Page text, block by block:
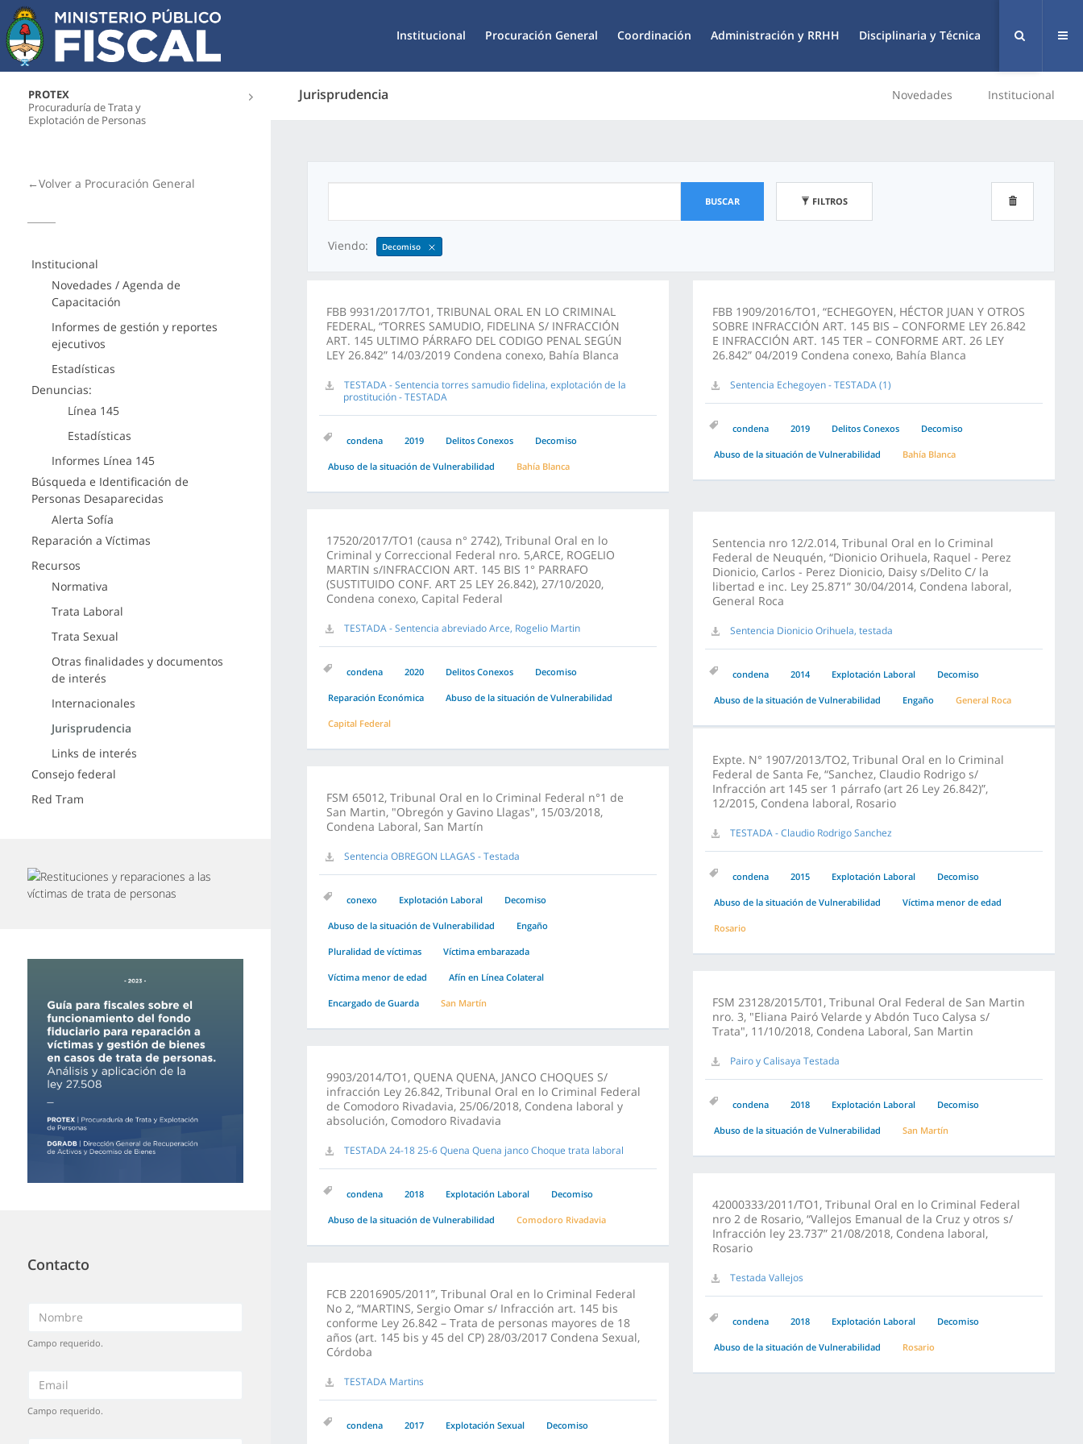
Institucional Procuración General Coordinación Administración y RRHH Disciplinaria y Técnica
PROTEX
Procuraduría de Trata y
Explotación de Personas
Jurisprudencia Novedades Institucional
←Volver a Procuración General
Institucional
Novedades / Agenda de
Capacitación
Informes de gestión y reportes
ejecutivos
Estadísticas
Denuncias:
Línea 145
Estadísticas
Informes Línea 145
Búsqueda e Identificación de
Personas Desaparecidas
Alerta Sofía
Reparación a Víctimas
Recursos
Normativa
Trata Laboral
Trata Sexual
Otras finalidades y documentos
de interés
Internacionales
Jurisprudencia
Links de interés
Consejo federal
Red Tram
Contacto
Campo requerido.
Campo requerido.
BUSCAR FILTROS
Viendo: Decomiso
FBB 9931/2017/TO1, TRIBUNAL ORAL EN LO CRIMINAL
FEDERAL, “TORRES SAMUDIO, FIDELINA S/ INFRACCIÓN
ART. 145 ULTIMO PÁRRAFO DEL CODIGO PENAL SEGÚN
LEY 26.842” 14/03/2019 Condena conexo, Bahía Blanca
TESTADA - Sentencia torres samudio fidelina, explotación de la
prostitución - TESTADA
condena 2019 Delitos Conexos Decomiso
Abuso de la situación de Vulnerabilidad Bahía Blanca
FBB 1909/2016/TO1, “ECHEGOYEN, HÉCTOR JUAN Y OTROS
SOBRE INFRACCIÓN ART. 145 BIS – CONFORME LEY 26.842
E INFRACCIÓN ART. 145 TER – CONFORME ART. 26 LEY
26.842” 04/2019 Condena conexo, Bahía Blanca
Sentencia Echegoyen - TESTADA (1)
condena 2019 Delitos Conexos Decomiso
Abuso de la situación de Vulnerabilidad Bahía Blanca
17520/2017/TO1 (causa n° 2742), Tribunal Oral en lo
Criminal y Correccional Federal nro. 5,ARCE, ROGELIO
MARTIN s/INFRACCION ART. 145 BIS 1° PARRAFO
(SUSTITUIDO CONF. ART 25 LEY 26.842), 27/10/2020,
Condena conexo, Capital Federal
TESTADA - Sentencia abreviado Arce, Rogelio Martin
condena 2020 Delitos Conexos Decomiso
Reparación Económica Abuso de la situación de Vulnerabilidad
Capital Federal
Sentencia nro 12/2.014, Tribunal Oral en lo Criminal
Federal de Neuquén, “Dionicio Orihuela, Raquel - Perez
Dionicio, Carlos - Perez Dionicio, Daisy s/Delito C/ la
libertad e inc. Ley 25.871” 30/04/2014, Condena laboral,
General Roca
Sentencia Dionicio Orihuela, testada
condena 2014 Explotación Laboral Decomiso
Abuso de la situación de Vulnerabilidad Engaño General Roca
Expte. N° 1907/2013/TO2, Tribunal Oral en lo Criminal
Federal de Santa Fe, “Sanchez, Claudio Rodrigo s/
Infracción art 145 ser 1 párrafo (art 26 Ley 26.842)”,
12/2015, Condena laboral, Rosario
TESTADA - Claudio Rodrigo Sanchez
condena 2015 Explotación Laboral Decomiso
Abuso de la situación de Vulnerabilidad Víctima menor de edad
Rosario
FSM 65012, Tribunal Oral en lo Criminal Federal n°1 de
San Martin, "Obregón y Gavino Llagas", 15/03/2018,
Condena Laboral, San Martín
Sentencia OBREGON LLAGAS - Testada
conexo Explotación Laboral Decomiso
Abuso de la situación de Vulnerabilidad Engaño
Pluralidad de víctimas Víctima embarazada
Víctima menor de edad Afín en Línea Colateral
Encargado de Guarda San Martín
FSM 23128/2015/T01, Tribunal Oral Federal de San Martin
nro. 3, "Eliana Pairó Velarde y Abdón Tuco Calysa s/
Trata", 11/10/2018, Condena Laboral, San Martin
Pairo y Calisaya Testada
condena 2018 Explotación Laboral Decomiso
Abuso de la situación de Vulnerabilidad San Martín
9903/2014/TO1, QUENA QUENA, JANCO CHOQUES S/
infracción Ley 26.842, Tribunal Oral en lo Criminal Federal
de Comodoro Rivadavia, 25/06/2018, Condena laboral y
absolución, Comodoro Rivadavia
TESTADA 24-18 25-6 Quena Quena janco Choque trata laboral
condena 2018 Explotación Laboral Decomiso
Abuso de la situación de Vulnerabilidad Comodoro Rivadavia
42000333/2011/TO1, Tribunal Oral en lo Criminal Federal
nro 2 de Rosario, “Vallejos Emanual de la Cruz y otros s/
Infracción ley 23.737” 21/08/2018, Condena laboral,
Rosario
Testada Vallejos
condena 2018 Explotación Laboral Decomiso
Abuso de la situación de Vulnerabilidad Rosario
FCB 22016905/2011”, Tribunal Oral en lo Criminal Federal
No 2, “MARTINS, Sergio Omar s/ Infracción art. 145 bis
conforme Ley 26.842 – Trata de personas mayores de 18
años (art. 145 bis y 45 del CP) 28/03/2017 Condena Sexual,
Córdoba
TESTADA Martins
condena 2017 Explotación Sexual Decomiso